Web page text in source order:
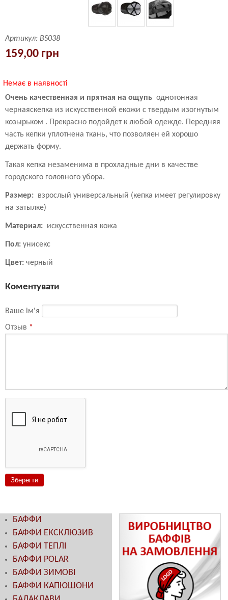
Артикул: BS038
159,00 грн
Немає в наявності
Очень качественная и прятная на ощупь однотонная
чернаяскепка из искусственной екожи с твердым изогнутым
козырьком . Прекрасно подойдет к любой одежде. Передняя
часть кепки уплотнена ткань, что позволяен ей хорошо
держать форму.
Такая кепка незаменима в прохладные дни в качестве
городского головного убора.
Размер: взрослый универсальный (кепка имеет регулировку
на затылке)
Материал: искусственная кожа
Пол: унисекс
Цвет: черный
Коментувати
Ваше ім'я
Отзыв *
БАФФИ
БАФФИ ЕКСКЛЮЗИВ
БАФФИ ТЕПЛІ
БАФФИ POLAR
БАФФИ ЗИМОВІ
БАФФИ КАПЮШОНИ